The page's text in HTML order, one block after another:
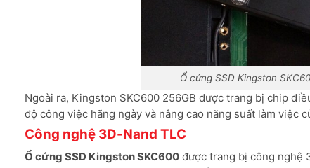
Ổ cứng SSD Kingston
Ngoài ra, Kingston SKC600 256GB được trang bị chip
độ công việc hãng ngày và nâng cao năng suất làm việc
Công nghệ 3D-Nand TLC
Ổ cứng SSD Kingston SKC600 được trang bị công nghệ